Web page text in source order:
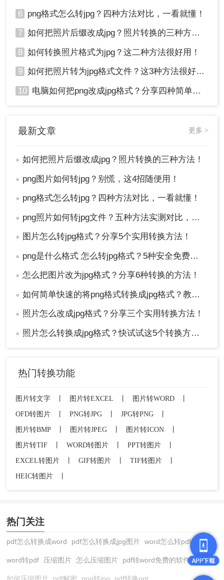
6 png格式怎么转jpg？四种方法对比，一看就懂！
7 如何把照片后缀改成jpg？照片转换的三种方法！
8 如何转换照片格式为jpg？这二种方法很好用！
9 如何把照片转为jpg格式文件？这3种方法很好用!！
10 电脑如何把png改成jpg格式？分享四种简单转换方法！
最新文章 更多 >
● 如何把照片后缀改成jpg？照片转换的三种方法！
● png图片如何转jpg？别慌，这4招随便用！
● png格式怎么转jpg？四种方法对比，一看就懂！
● png照片如何转jpg文件？五种方法实测对比，附各场景最优选!！
● 图片怎么转jpg格式？分享5个实用转换方法！
● png是什么格式 怎么转jpg格式？5种安全免费转换方法全解析！
● 怎么把图片改为jpg格式？分享6种转换的方法！
● 如何简单快速的将png格式转换成jpg格式？教你三招快速转格式！
● 照片怎么改成jpg格式？分享三个实用转换方法！
● 照片怎么转换成jpg格式？快试试这5个转换方法！
热门转换功能
图片转文字 图片转EXCEL 图片转WORD
OFD转图片
PNG转JPG JPG转PNG
图片转BMP
图片转JPEG 图片转ICON
图片转TIF
WORD转图片 PPT转图片
EXCEL转图片
GIF转图片 TIF转图片
HEIC转图片
热门关注
pdf怎么转换成word pdf怎么转换成jpg图片 word怎么转pdf
word转pdf 压缩图片 怎么压缩图片 pdf转word免费的软件